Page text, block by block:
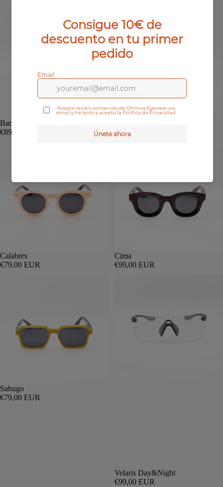
Barro
€89,00 EUR
€79,00 EUR
Calabres
€79,00 EUR
Cima
€99,00 EUR
Sabugo
€79,00 EUR
Velaris Day&Night
€99,00 EUR